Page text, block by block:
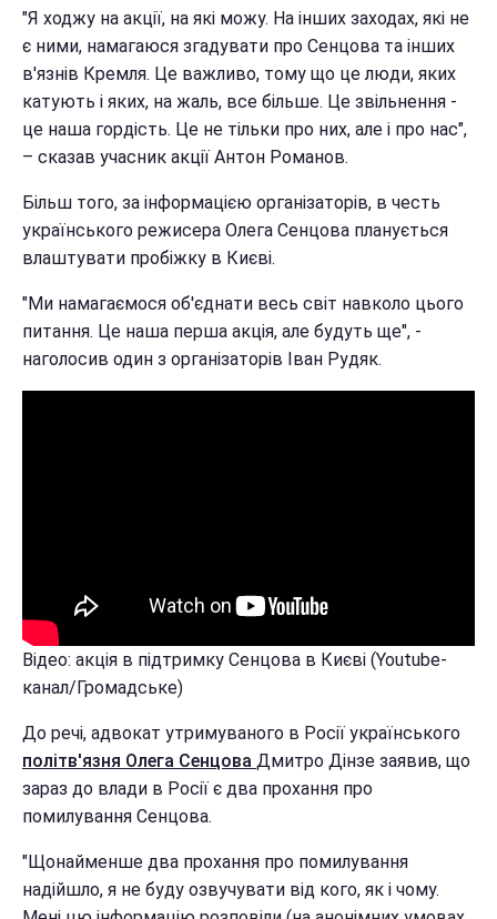
"Я ходжу на акції, на які можу. На інших заходах, які не
є ними, намагаюся згадувати про Сенцова та інших
в'язнів Кремля. Це важливо, тому що це люди, яких
катують і яких, на жаль, все більше. Це звільнення -
це наша гордість. Це не тільки про них, але і про нас",
– сказав учасник акції Антон Романов.
Більш того, за інформацією організаторів, в честь
українського режисера Олега Сенцова планується
влаштувати пробіжку в Києві.
"Ми намагаємося об'єднати весь світ навколо цього
питання. Це наша перша акція, але будуть ще", -
наголосив один з організаторів Іван Рудяк.
Відео: акція в підтримку Сенцова в Києві (Youtube-
канал/Громадське)
До речі, адвокат утримуваного в Росії українського
політв'язня Олега Сенцова Дмитро Дінзе заявив, що
зараз до влади в Росії є два прохання про
помилування Сенцова.
"Щонайменше два прохання про помилування
надійшло, я не буду озвучувати від кого, як і чому.